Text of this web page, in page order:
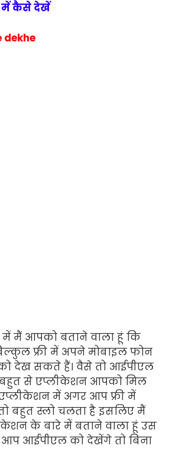
में कैसे देखें
dekhe
में मैं आपको बताने वाला हूं कि
फ्री में अपने मोबाइल फोन
को देख सकते हैं। वैसे तो आईपीएल
से एप्लीकेशन आपको मिल
में अगर आप फ्री में
बहुत स्लो चलता है इसलिए मैं
के बारे में बताने वाला हूं उस
आईपीएल को देखेंगे तो बिना